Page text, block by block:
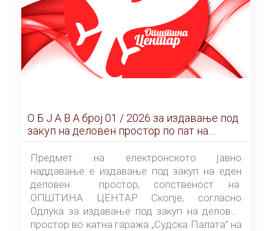
О Б Ј А В А брoj 01 / 2026 за издавање под
закуп на деловен простор по пат на
ЕЛЕКТРОНСКО ЈАВНО НАДДАВАЊЕ
Предмет на електронското јавно
наддавање е издавање под закуп на еден
деловен простор, сопственост на
ОПШТИНА ЦЕНТАР Скопје, согласно
Одлука за издавање под закуп на деловен
простор во катна гаража „Судска Палата” на